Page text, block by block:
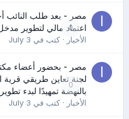
0
مصر - بعد طلب النائب
اعتماد مالي لتطوير
الأخبار· كتب في July 3
0
مصر - بحضور أعضاء
لجنة تعاين طريقي قرية
بالنهضة تمهيدًا لبدء
الأخبار· كتب في July 3